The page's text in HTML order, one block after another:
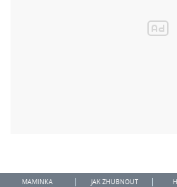
MAMINKA JAK ZHUBNOUT